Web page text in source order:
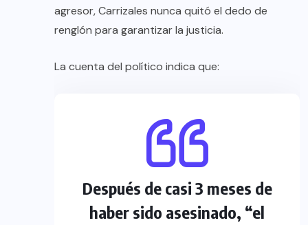
agresor, Carrizales nunca quitó el dedo de
renglón para garantizar la justicia.
La cuenta del político indica que:
Después de casi 3 meses de
haber sido asesinado, “el